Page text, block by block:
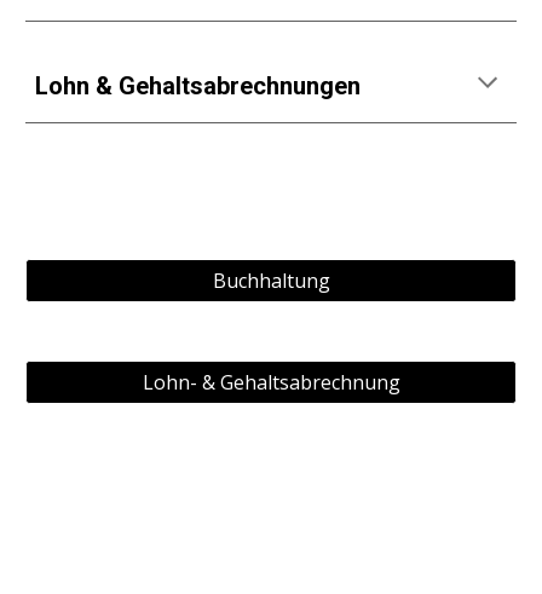
Lohn & Gehaltsabrechnungen
Buchhaltung
Lohn- & Gehaltsabrechnung